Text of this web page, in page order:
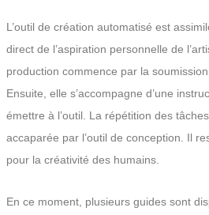
L’outil de création automatisé est
direct de l’aspiration personnelle de
production commence par la
Ensuite, elle s’accompagne d’une
émettre à l’outil. La répétition des
accaparée par l’outil de conception. Il
pour la créativité des humains.
En ce moment, plusieurs guides sont